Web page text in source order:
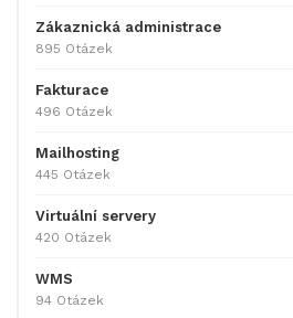
Zákaznická administrace
895 Otázek
Fakturace
496 Otázek
Mailhosting
445 Otázek
Virtuální servery
420 Otázek
WMS
94 Otázek